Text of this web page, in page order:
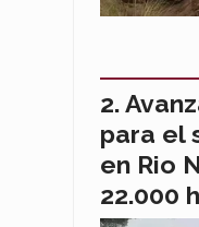
para el
en Rio
22.000